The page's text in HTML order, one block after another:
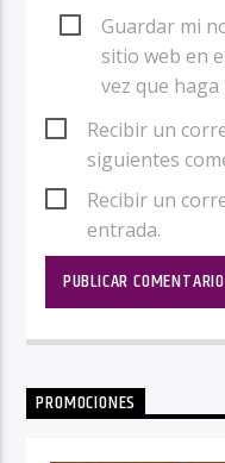
Guardar mi
sitio web en
vez que
Recibir un
siguientes
Recibir un
entrada.
PROMOCIONES